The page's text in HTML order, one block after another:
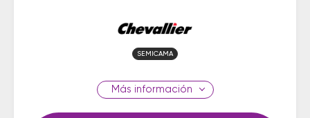
SEMICAMA
información